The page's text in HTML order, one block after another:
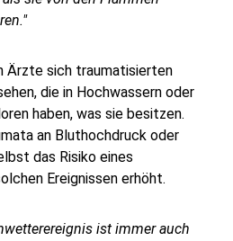
Ärzte sich traumatisierten
die in Hochwassern oder
haben, was sie besitzen.
an Bluthochdruck oder
das Risiko eines
Ereignissen erhöht.
ist immer auch